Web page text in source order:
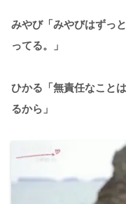
みやび「みやびはずっ
ってる。」
ひかる「無責任なこと
るから」